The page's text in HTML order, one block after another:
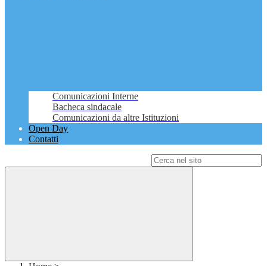
Comunicazioni Interne
Bacheca sindacale
Comunicazioni da altre Istituzioni
Open Day
Contatti